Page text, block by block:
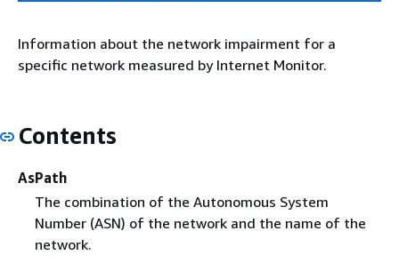
Information about the network impairment for a
specific network measured by Internet Monitor.
Contents
AsPath
The combination of the Autonomous System
Number (ASN) of the network and the name of the
network.